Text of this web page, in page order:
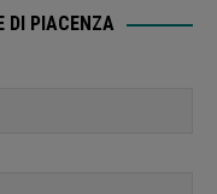
DI PIACENZA